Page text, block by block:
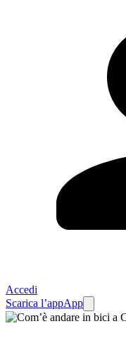
Accedi
Scarica l’appApp